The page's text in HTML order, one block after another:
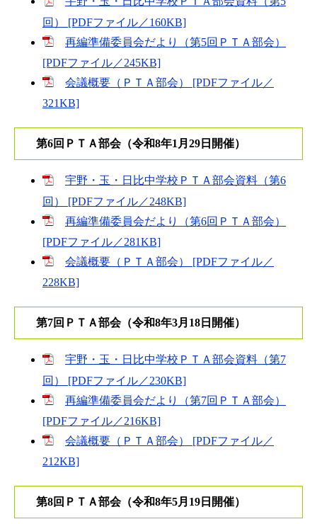
回） [PDFファイル／160KB]
再編準備委員会だより（第5回ＰＴＡ部会）
[PDFファイル／245KB]
会議概要（ＰＴＡ部会） [PDFファイル／
321KB]
第6回ＰＴＡ部会（令和8年1月29日開催）
宇野・玉・日比中学校ＰＴＡ部会資料（第6
回） [PDFファイル／248KB]
再編準備委員会だより（第6回ＰＴＡ部会）
[PDFファイル／281KB]
会議概要（ＰＴＡ部会） [PDFファイル／
228KB]
第7回ＰＴＡ部会（令和8年3月18日開催）
宇野・玉・日比中学校ＰＴＡ部会資料（第7
回） [PDFファイル／230KB]
再編準備委員会だより（第7回ＰＴＡ部会）
[PDFファイル／216KB]
会議概要（ＰＴＡ部会） [PDFファイル／
212KB]
第8回ＰＴＡ部会（令和8年5月19日開催）